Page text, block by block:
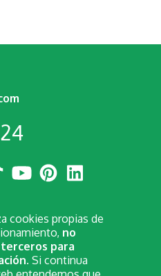
cookies propias de
no
para
. Si continua